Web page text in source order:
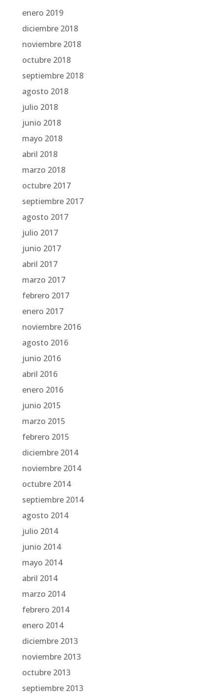
enero 2019
diciembre 2018
noviembre 2018
octubre 2018
septiembre 2018
agosto 2018
julio 2018
junio 2018
mayo 2018
abril 2018
marzo 2018
octubre 2017
septiembre 2017
agosto 2017
julio 2017
junio 2017
abril 2017
marzo 2017
febrero 2017
enero 2017
noviembre 2016
agosto 2016
junio 2016
abril 2016
enero 2016
junio 2015
marzo 2015
febrero 2015
diciembre 2014
noviembre 2014
octubre 2014
septiembre 2014
agosto 2014
julio 2014
junio 2014
mayo 2014
abril 2014
marzo 2014
febrero 2014
enero 2014
diciembre 2013
noviembre 2013
octubre 2013
septiembre 2013